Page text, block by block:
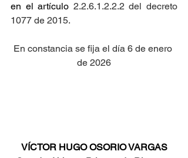
en el artículo 2.2.6.1.2.2.2 del decreto
1077 de 2015.
En constancia se fija el día 6 de enero
de 2026
VÍCTOR HUGO OSORIO VARGAS